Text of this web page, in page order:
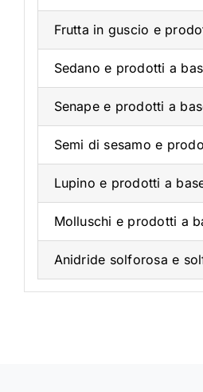
Frutta in guscio e
Sedano e prodotti a
Senape e prodotti a
Semi di sesamo e
Lupino e prodotti a
Molluschi e prodotti a
Anidride solforosa e